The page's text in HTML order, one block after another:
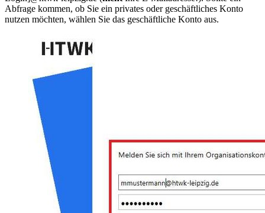
Abfrage kommen, ob Sie ein privates oder geschäftliches Konto
nutzen möchten, wählen Sie das geschäftliche Konto aus.